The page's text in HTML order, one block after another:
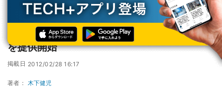
TECH+ テクノロジー
ものづくり
アドビ、iPad2向けの「Photoshop Touch」を提供開始
アドビ、iPad2向けの「Photoshop Touch」
を提供開始
掲載日 2012/02/28 16:17
著者： 木下健児